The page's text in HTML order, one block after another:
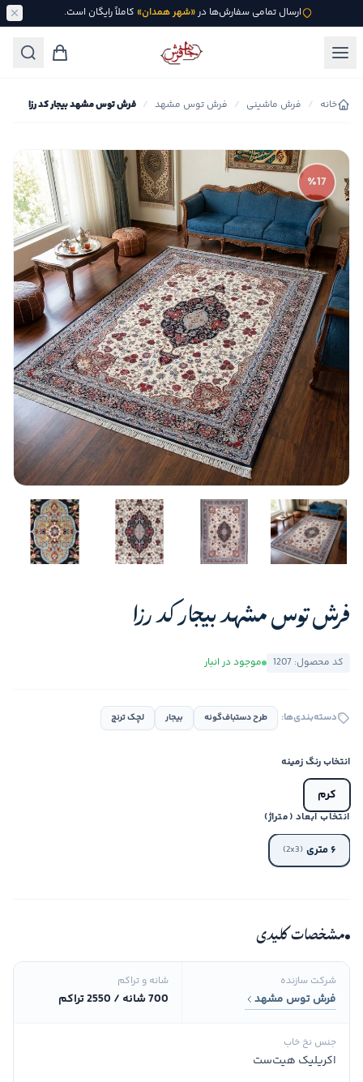
ارسال تمامی سفارش‌ها در«شهر همدان» کاملاً رایگان است.
خانه / فرش ماشینی / فرش توس مشهد / فرش توس مشهد بیجار کد رزا
٪17
فرش توس مشهد بیجار کد رزا
کد محصول: 1207 موجود در انبار
دسته‌بندی‌ها: طرح دستباف‌گونه بیجار لچک ترنج
انتخاب رنگ زمینه
کرم
انتخاب ابعاد (متراژ)
۶ متری (2x3)
مشخصات کلیدی
شرکت سازنده
فرش توس مشهد
شانه و تراکم
700 شانه / 2550 تراکم
جنس نخ خاب
اکریلیک هیت‌ست